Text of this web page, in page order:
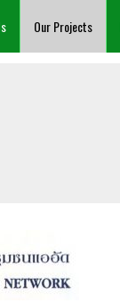
Our Projects